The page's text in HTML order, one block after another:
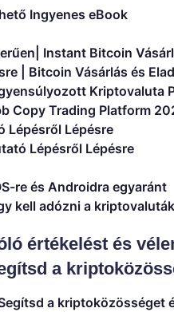
Ingyenes eBook
Instant Bitcoin
| Bitcoin Vásárlás és
Kriptovaluta
Copy Trading Platform
Lépésről Lépésre
Lépésről Lépésre
re és Androidra egyaránt
kell adózni a
értékelést és
a
a kriptoközösséget